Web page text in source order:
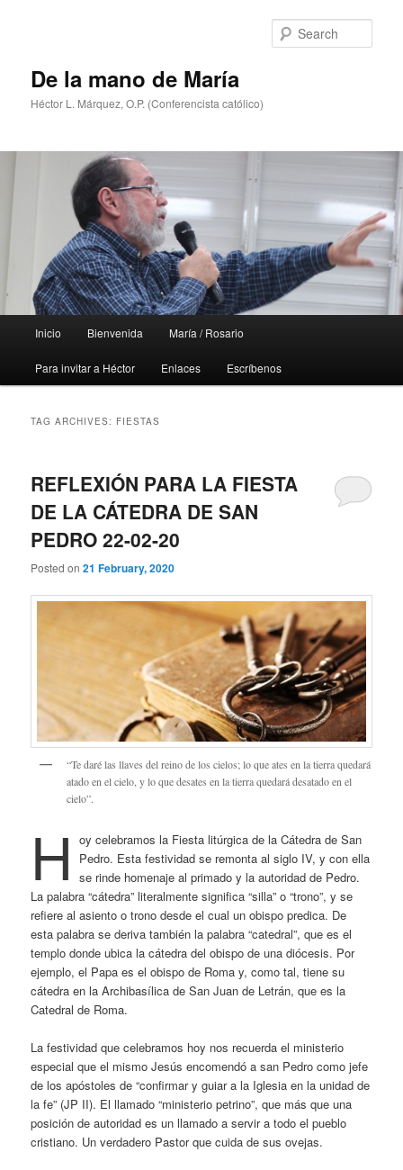
De la mano de María
Héctor L. Márquez, O.P. (Conferencista católico)
Inicio Bienvenida María / Rosario
Para invitar a Héctor Enlaces Escríbenos
TAG ARCHIVES: FIESTAS
REFLEXIÓN PARA LA FIESTA
DE LA CÁTEDRA DE SAN
PEDRO 22-02-20
Posted on21 February, 2020
“Te daré las llaves del reino de los cielos; lo que ates en la tierra quedará
atado en el cielo, y lo que desates en la tierra quedará desatado en el
cielo”.
H
oy celebramos la Fiesta litúrgica de la Cátedra de San
Pedro. Esta festividad se remonta al siglo IV, y con ella
se rinde homenaje al primado y la autoridad de Pedro.
La palabra “cátedra” literalmente significa “silla” o “trono”, y se
refiere al asiento o trono desde el cual un obispo predica. De
esta palabra se deriva también la palabra “catedral”, que es el
templo donde ubica la cátedra del obispo de una diócesis. Por
ejemplo, el Papa es el obispo de Roma y, como tal, tiene su
cátedra en la Archibasílica de San Juan de Letrán, que es la
Catedral de Roma.
La festividad que celebramos hoy nos recuerda el ministerio
especial que el mismo Jesús encomendó a san Pedro como jefe
de los apóstoles de “confirmar y guiar a la Iglesia en la unidad de
la fe” (JP II). El llamado “ministerio petrino”, que más que una
posición de autoridad es un llamado a servir a todo el pueblo
cristiano. Un verdadero Pastor que cuida de sus ovejas.